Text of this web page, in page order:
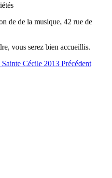
de de la musique, 42 rue de
vous serez bien accueillis.
Cécile 2013 Précédent